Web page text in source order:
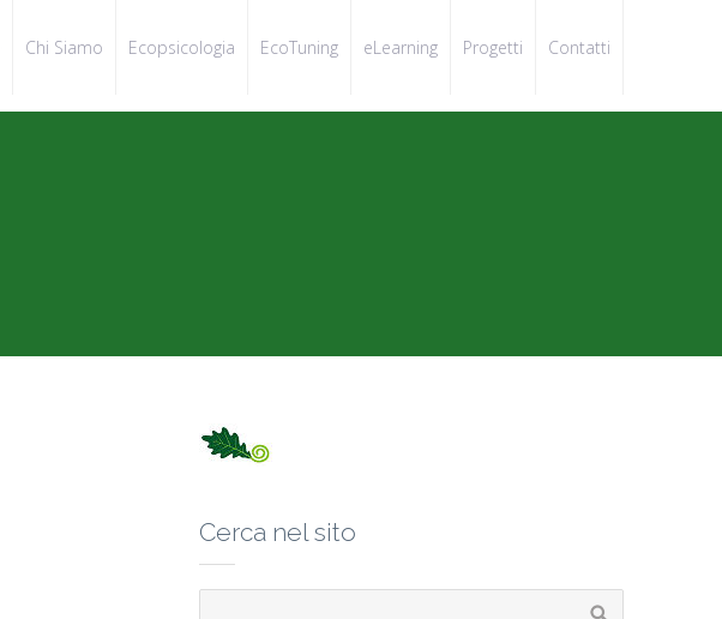
Chi Siamo Ecopsicologia EcoTuning eLearning Progetti Contatti
Cerca nel sito